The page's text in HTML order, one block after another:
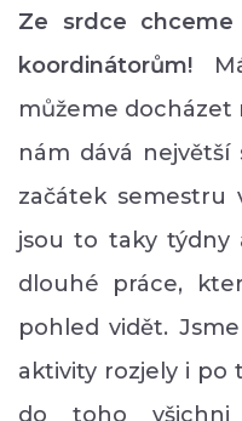
Ze srdce chceme
koordinátorům!
můžeme docházet
nám dává největší
začátek semestru
jsou to taky týdny
dlouhé práce,
pohled vidět.
aktivity rozjely i po
do toho